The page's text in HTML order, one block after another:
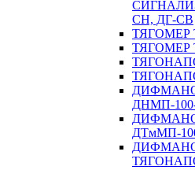
СН, ДГ-СВ
ТЯГОМЕР
ТЯГОМЕР
ДНМП-
ДТмМП-